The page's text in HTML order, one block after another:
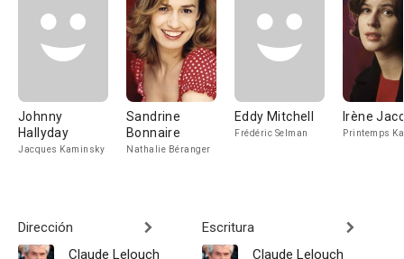
Johnny
Hallyday
Jacques Kaminsky
Sandrine
Bonnaire
Nathalie Béranger
Eddy Mitchell
Frédéric Selman
Irène
Printemps
Dirección
Claude Lelouch
Escritura
Claude Lelouch